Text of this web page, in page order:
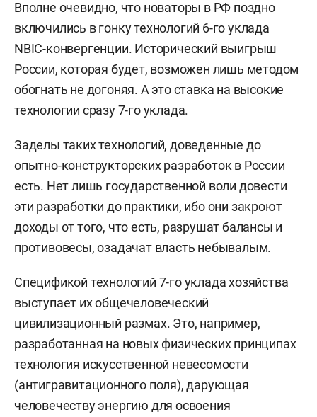
Вполне очевидно, что новаторы в РФ поздно
включились в гонку технологий 6-го уклада
NBIC-конвергенции. Исторический выигрыш
России, которая будет, возможен лишь методом
обогнать не догоняя. А это ставка на высокие
технологии сразу 7-го уклада.
Заделы таких технологий, доведенные до
опытно-конструкторских разработок в России
есть. Нет лишь государственной воли довести
эти разработки до практики, ибо они закроют
доходы от того, что есть, разрушат балансы и
противовесы, озадачат власть небывалым.
Спецификой технологий 7-го уклада хозяйства
выступает их общечеловеческий
цивилизационный размах. Это, например,
разработанная на новых физических принципах
технология искусственной невесомости
(антигравитационного поля), дарующая
человечеству энергию для освоения